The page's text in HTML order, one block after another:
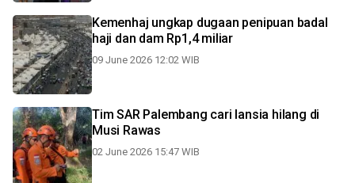
Kemenhaj ungkap dugaan penipuan badal
haji dan dam Rp1,4 miliar
09 June 2026 12:02 WIB
Tim SAR Palembang cari lansia hilang di
Musi Rawas
02 June 2026 15:47 WIB